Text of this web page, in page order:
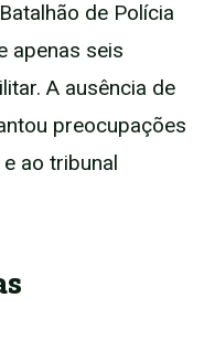
de Polícia
apenas seis
A ausência de
preocupações
ao tribunal